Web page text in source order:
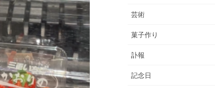
芸術
菓子作り
訃報
記念日